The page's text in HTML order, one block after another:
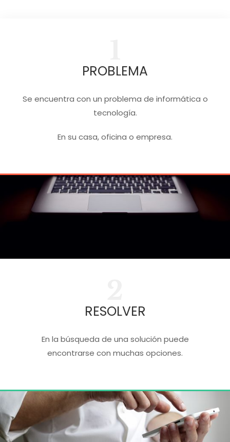
PROBLEMA
Se encuentra con un problema de informática o
tecnología.
En su casa, oficina o empresa.
RESOLVER
En la búsqueda de una solución puede
encontrarse con muchas opciones.